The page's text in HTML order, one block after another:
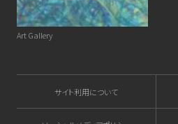
Art Gallery
サイト利用について